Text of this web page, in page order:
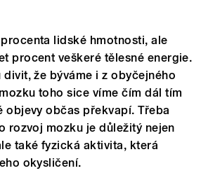
lidské hmotnosti, ale
procent veškeré tělesné energie.
že býváme i z obyčejného
toho sice víme čím dál tím
objevy občas překvapí. Třeba
rozvoj mozku je důležitý nejen
také fyzická aktivita, která
okysličení.